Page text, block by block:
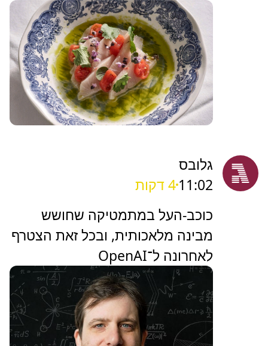
גלובס
11:024 דקות
כוכב-העל במתמטיקה שחושש
מבינה מלאכותית, ובכל זאת הצטרף
לאחרונה ל־OpenAI